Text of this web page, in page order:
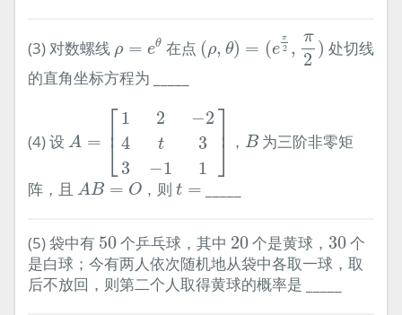
(3) 对数螺线 ρ = eθ 在点 (ρ, θ) = (e
π
2 ,
π
2
)
2, 2)
处切线
的直角坐标方程为 _____
(4) 设 A = ⎡
⎢⎣
1 2 −2
4
t
3
3
−1 1
⎤⎥
⎦
2−2 33 ]
， B
B为三阶非零矩
阵，且 AB = O
A B= O ，则t =
t =
(5) 袋中有 50
50个乒乓球，其中 20
20个是黄球， 30
30个
是白球；今有两人依次随机地从袋中各取一球，取
后不放回，则第二个人取得黄球的概率是 _____